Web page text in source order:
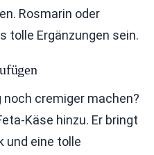
Rosmarin oder
tolle Ergänzungen sein.
cremiger machen?
Käse hinzu. Er bringt
und eine tolle